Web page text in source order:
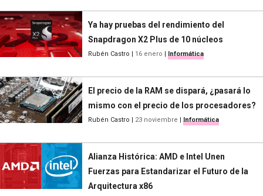
Ya hay pruebas del rendimiento del
Snapdragon X2 Plus de 10 núcleos
Rubén Castro | 16 enero | Informática
El precio de la RAM se dispará, ¿pasará lo
mismo con el precio de los procesadores?
Rubén Castro | 23 noviembre | Informática
Alianza Histórica: AMD e Intel Unen
Fuerzas para Estandarizar el Futuro de la
Arquitectura x86